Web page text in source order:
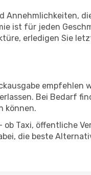
Annehmlichkeiten,
ist für jeden
erledigen Sie
empfehlen
Bei Bedarf
können.
Taxi, öffentliche
die beste